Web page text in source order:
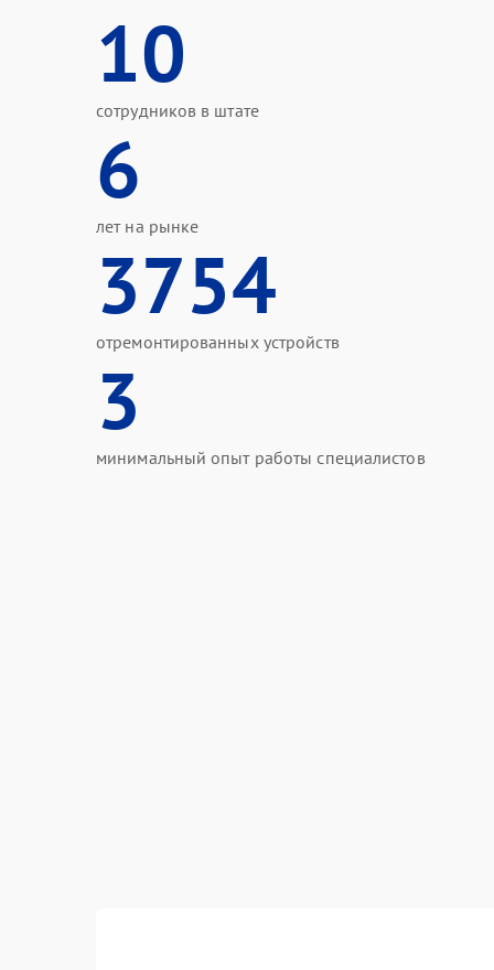
10
сотрудников в штате
6
лет на рынке
3754
отремонтированных устройств
3
минимальный опыт работы специалистов